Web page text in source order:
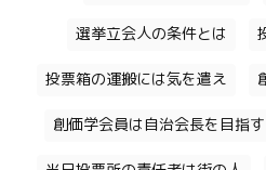
選挙立会人の条件とは
投票箱の運搬には気を遣え
創価学会員は自治会長を目指す